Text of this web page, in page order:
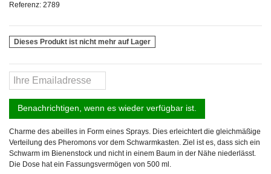
Referenz: 2789
Dieses Produkt ist nicht mehr auf Lager
Benachrichtigen, wenn es wieder verfügbar ist.
Charme des abeilles in Form eines Sprays. Dies erleichtert die gleichmäßige
Verteilung des Pheromons vor dem Schwarmkasten. Ziel ist es, dass sich ein
Schwarm im Bienenstock und nicht in einem Baum in der Nähe niederlässt.
Die Dose hat ein Fassungsvermögen von 500 ml.